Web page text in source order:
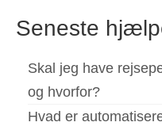
Seneste
Skal jeg have
og hvorfor?
Hvad er